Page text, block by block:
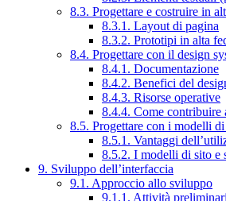
8.3. Progettare e costruire in
8.3.1. Layout di pagina
8.3.2. Prototipi in alta
8.4. Progettare con il design
8.4.1. Documentazione
8.4.2. Benefici del
8.4.3. Risorse operative
8.4.4. Come contribuire
8.5. Progettare con i modelli
8.5.1. Vantaggi
8.5.2. I modelli di sito e
9. Sviluppo dell’interfaccia
9.1. Approccio allo sviluppo
9.1.1. Attività preliminari